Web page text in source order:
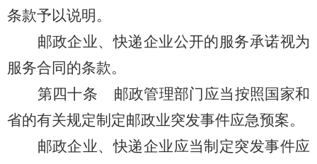
条款予以说明。
邮政企业、快递企业公开的服务承诺视为
服务合同的条款。
第四十条 邮政管理部门应当按照国家和
省的有关规定制定邮政业突发事件应急预案。
邮政企业、快递企业应当制定突发事件应